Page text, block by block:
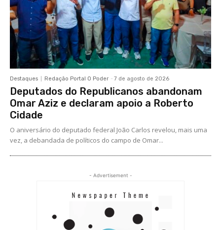
Destaques Redação Portal O Poder - 7 de agosto de 2026
Deputados do Republicanos abandonam
Omar Aziz e declaram apoio a Roberto
Cidade
O aniversário do deputado federal João Carlos revelou, mais uma
vez, a debandada de políticos do campo de Omar...
- Advertisement -